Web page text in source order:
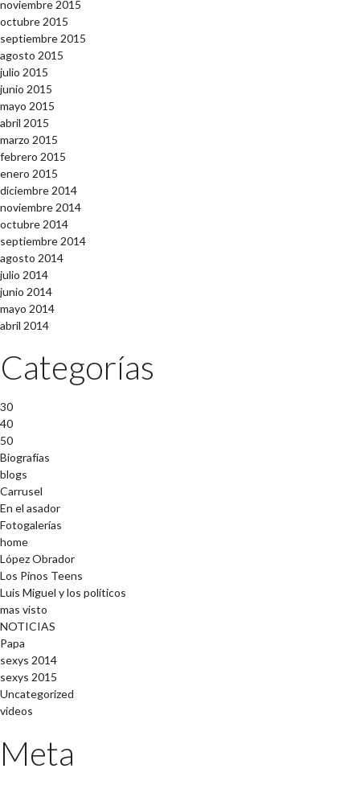
noviembre 2015
octubre 2015
septiembre 2015
agosto 2015
julio 2015
junio 2015
mayo 2015
abril 2015
marzo 2015
febrero 2015
enero 2015
diciembre 2014
noviembre 2014
octubre 2014
septiembre 2014
agosto 2014
julio 2014
junio 2014
mayo 2014
abril 2014
Categorías
30
40
50
Biografías
blogs
Carrusel
En el asador
Fotogalerías
home
López Obrador
Los Pinos Teens
Luis Miguel y los políticos
mas visto
NOTICIAS
Papa
sexys 2014
sexys 2015
Uncategorized
videos
Meta